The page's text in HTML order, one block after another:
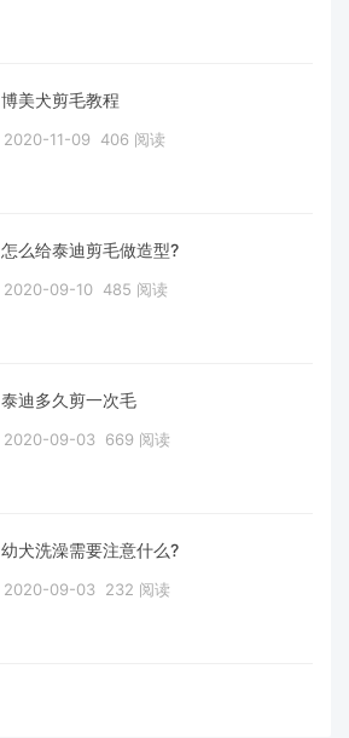
博美犬剪毛教程
2020-11-09 406 阅读
怎么给泰迪剪毛做造型?
2020-09-10 485 阅读
泰迪多久剪一次毛
2020-09-03 669 阅读
幼犬洗澡需要注意什么?
2020-09-03 232 阅读